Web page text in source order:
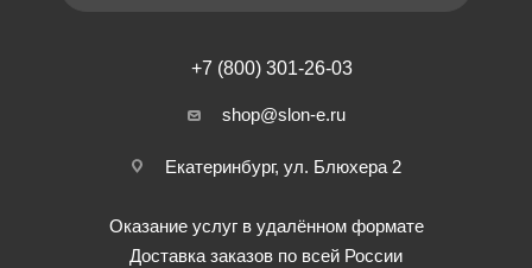
+7 (800) 301-26-03
shop@slon-e.ru
Екатеринбург, ул. Блюхера 2
Оказание услуг в удалённом формате
Доставка заказов по всей России